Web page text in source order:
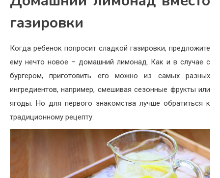
газировки
Когда ребенок попросит сладкой газировки, предложите
ему нечто новое – домашний лимонад. Как и в случае с
бургером, приготовить его можно из самых разных
ингредиентов, например, смешивая сезонные фрукты или
ягоды. Но для первого знакомства лучше обратиться к
традиционному рецепту.